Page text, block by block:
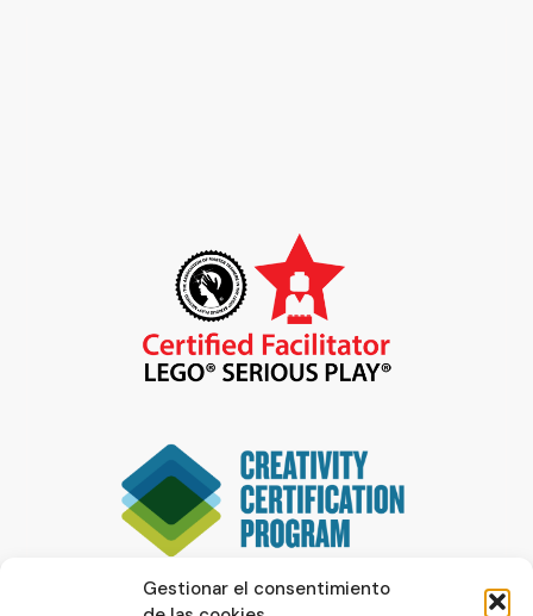
Gestionar el consentimiento